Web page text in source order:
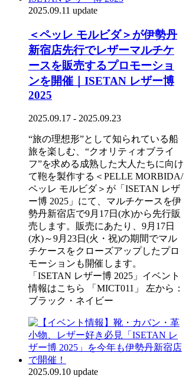
2025.09.11 update
＜ペッレ モルビダ＞が伊勢丹
新宿店先行でレザーマルチケ
ースを販売するプロモーショ
ンを開催｜ISETAN レザー博
2025
2025.09.17 - 2025.09.23
“旅の理想形”として知られている船
旅を楽しむ、“クオリティオブライ
フ”を求める成熟した大人たちに向け
て鞄を製作する＜PELLE MORBIDA/
ペッレ モルビダ＞が「ISETAN レザ
ー博 2025」にて、マルチケースを伊
勢丹新宿店で9月17日(水)から先行販
売します。販売にあたり、9月17日
(水)～9月23日(火・祝)の期間でマル
チケースをクローズアップしたプロ
モーションも開催します。
「ISETAN レザー博 2025」イベント
情報はこちら 「MICT011」 左から：
ブラック・ネイビー
2025.09.10 update